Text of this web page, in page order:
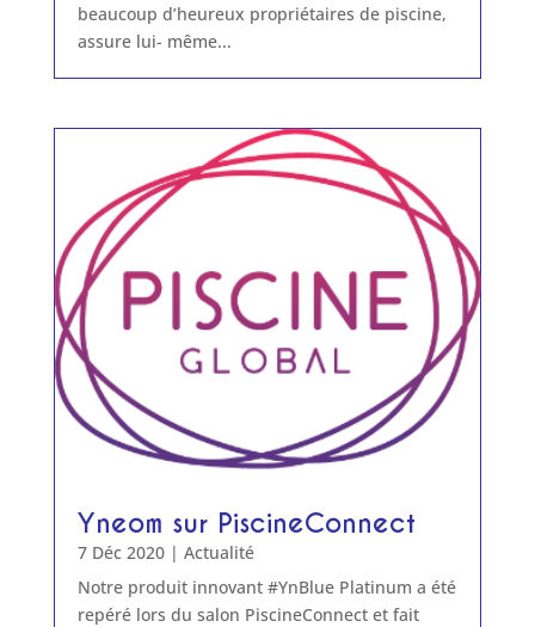
beaucoup d’heureux propriétaires de piscine,
assure lui- même...
Yneom sur PiscineConnect
7 Déc 2020| Actualité
Notre produit innovant #YnBlue Platinum a été
repéré lors du salon PiscineConnect et fait